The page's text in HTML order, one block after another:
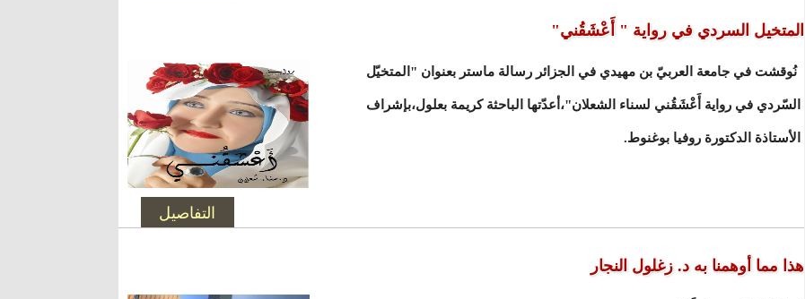
المتخيل السردي في رواية " أَعْشَقُني"
نُوقشت في جامعة العربيّ بن مهيدي في الجزائر رسالة ماستر بعنوان "المتخيّل
السّردي في رواية أَعْشَقُني لسناء الشعلان"،أعدّتها الباحثة كريمة بعلول،بإشراف
الأستاذة الدكتورة روفيا بوغنوط.
التفاصيل
هذا مما أوهمنا به د. زغلول النجار